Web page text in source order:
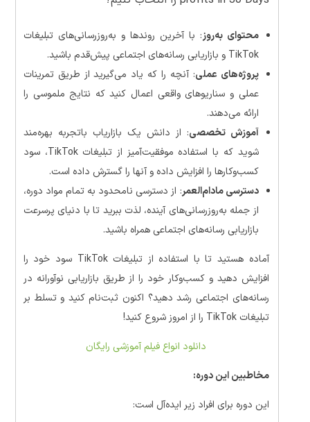
محتوای به‌روز: با آخرین روندها و به‌روزرسانی‌های تبلیغات
TikTok و بازاریابی رسانه‌های اجتماعی پیش‌قدم باشید.
پروژه‌های عملی: آنچه را که یاد می‌گیرید از طریق تمرینات
عملی و سناریوهای واقعی اعمال کنید که نتایج ملموسی را
ارائه می‌دهند.
آموزش تخصصی: از دانش یک بازاریاب باتجربه بهره‌مند
شوید که با استفاده موفقیت‌آمیز از تبلیغات TikTok، سود
کسب‌وکارها را افزایش داده و آنها را گسترش داده است.
دسترسی مادام‌العمر: از دسترسی نامحدود به تمام مواد دوره،
از جمله به‌روزرسانی‌های آینده، لذت ببرید تا با دنیای پرسرعت
بازاریابی رسانه‌های اجتماعی همراه باشید.
آماده هستید تا با استفاده از تبلیغات TikTok سود خود را
افزایش دهید و کسب‌وکار خود را از طریق بازاریابی نوآورانه در
رسانه‌های اجتماعی رشد دهید؟ اکنون ثبت‌نام کنید و تسلط بر
تبلیغات TikTok را از امروز شروع کنید!
دانلود انواع فیلم آموزشی رایگان
مخاطبین این دوره:
این دوره برای افراد زیر ایده‌آل است: